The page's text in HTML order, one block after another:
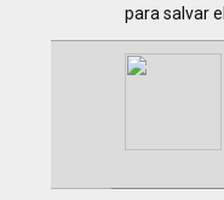
para salvar